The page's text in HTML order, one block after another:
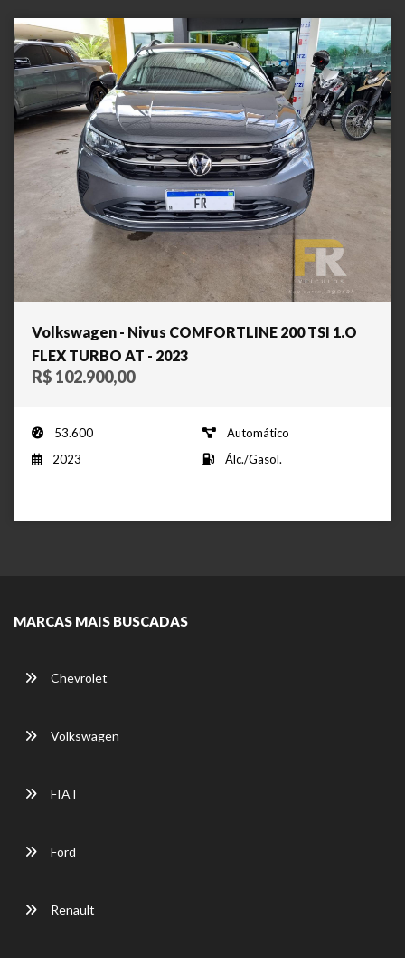
Volkswagen - Nivus COMFORTLINE 200 TSI 1.O
FLEX TURBO AT - 2023
R$ 102.900,00
53.600
Automático
2023
Álc./Gasol.
MARCAS MAIS BUSCADAS
Chevrolet
Volkswagen
FIAT
Ford
Renault